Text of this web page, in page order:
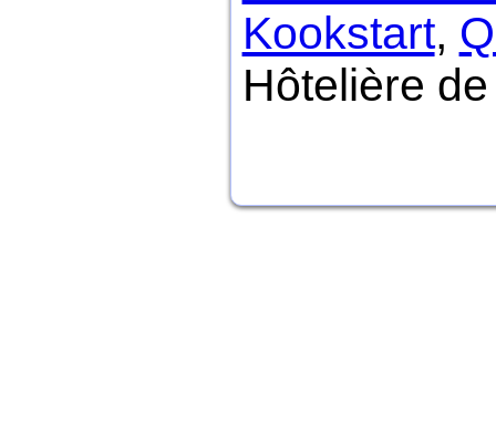
Kookstart,
Hôtelière